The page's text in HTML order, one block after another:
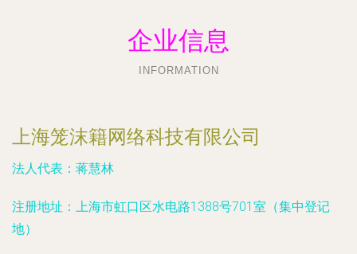
企业信息
INFORMATION
上海笼沫籍网络科技有限公司
法人代表： 蒋慧林
注册地址： 上海市虹口区水电路1388号701室（集中登记
地）